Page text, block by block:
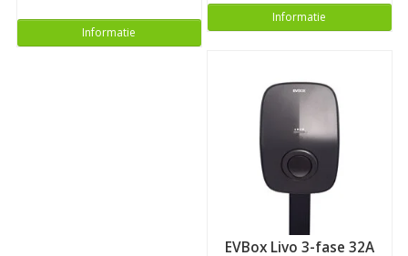
Informatie
Informatie
EVBox Livo 3-fase 32A